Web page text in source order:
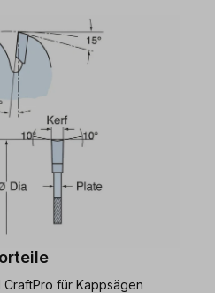
CraftPro für Kappsägen